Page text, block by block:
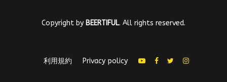
Copyright by BEERTIFUL. All rights reserved.
利用規約 Privacy policy